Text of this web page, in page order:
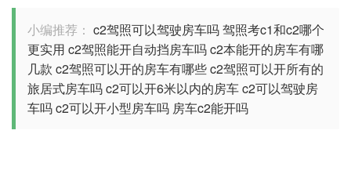
小编推荐： c2驾照可以驾驶房车吗驾照考c1和c2哪个
更实用 c2驾照能开自动挡房车吗c2本能开的房车有哪
几款 c2驾照可以开的房车有哪些c2驾照可以开所有的
旅居式房车吗c2可以开6米以内的房车c2可以驾驶房
车吗c2可以开小型房车吗 房车c2能开吗